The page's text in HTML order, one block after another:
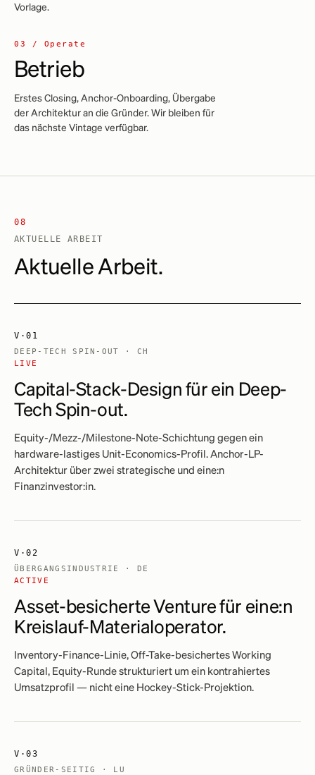
Vorlage.
03 / Operate
Betrieb
Erstes Closing, Anchor-Onboarding, Übergabe
der Architektur an die Gründer. Wir bleiben für
das nächste Vintage verfügbar.
08
AKTUELLE ARBEIT
Aktuelle Arbeit.
V·01
DEEP-TECH SPIN-OUT · CH
LIVE
Capital-Stack-Design für ein Deep-
Tech Spin-out.
Equity-/Mezz-/Milestone-Note-Schichtung gegen ein
hardware-lastiges Unit-Economics-Profil. Anchor-LP-
Architektur über zwei strategische und eine:n
Finanzinvestor:in.
V·02
ÜBERGANGSINDUSTRIE · DE
ACTIVE
Asset-besicherte Venture für eine:n
Kreislauf-Materialoperator.
Inventory-Finance-Linie, Off-Take-besichertes Working
Capital, Equity-Runde strukturiert um ein kontrahiertes
Umsatzprofil — nicht eine Hockey-Stick-Projektion.
V·03
GRÜNDER-SEITIG · LU